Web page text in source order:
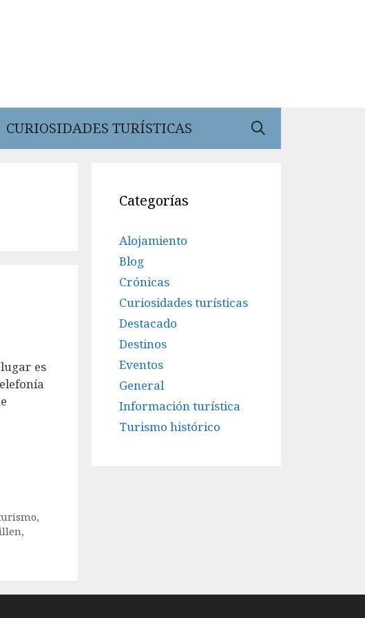
CURIOSIDADES TURÍSTICAS
lugar es
,
,
Categorías
Alojamiento
Blog
Crónicas
Curiosidades turísticas
Destacado
Destinos
Eventos
General
Información turística
Turismo histórico